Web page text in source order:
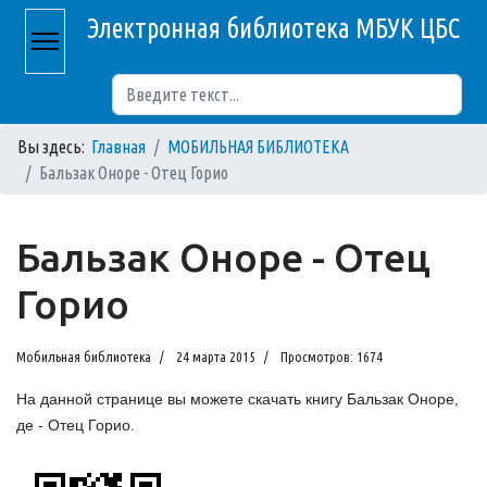
Электронная библиотека МБУК ЦБС
Вы здесь: Главная
МОБИЛЬНАЯ БИБЛИОТЕКА
Бальзак Оноре - Отец Горио
Бальзак Оноре - Отец
Горио
Мобильная библиотека 24 марта 2015 Просмотров: 1674
На данной странице вы можете скачать книгу Бальзак Оноре,
де - Отец Горио.